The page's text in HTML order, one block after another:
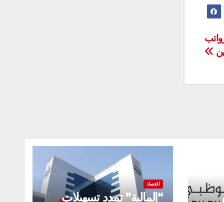
اقتصاد
“المالية” تمدد تسهيلات